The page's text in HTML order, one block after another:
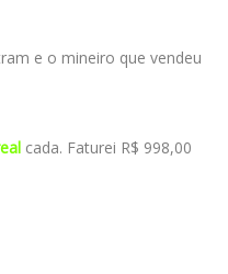
e o mineiro que vendeu
cada. Faturei R$ 998,00